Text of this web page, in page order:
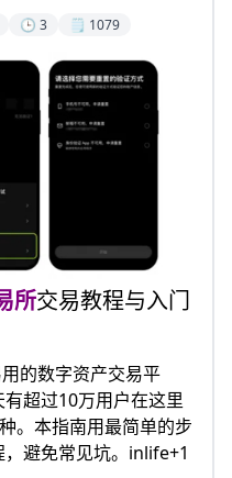
🕒 3 🗒️ 1079
所交易教程与入门
的数字资产交易平
超过10万用户在这里
。本指南用最简单的步
避免常见坑。inlife+1